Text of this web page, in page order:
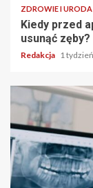
ZDROWIE I URODA
Kiedy przed
usunąć zęby?
Redakcja 1